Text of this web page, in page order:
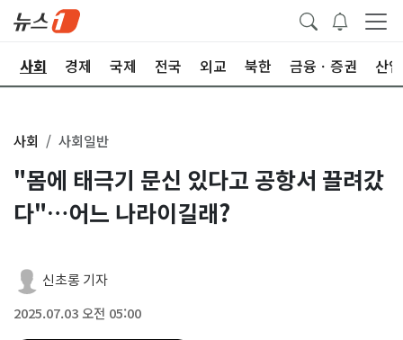
사회 경제 국제 전국 외교 북한 금융ㆍ증권 산업
사회 사회일반
"몸에 태극기 문신 있다고 공항서 끌려갔
다"…어느 나라이길래?
신초롱 기자
2025.07.03 오전 05:00